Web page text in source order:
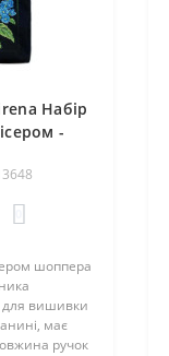
Набір
-
38х42
шоппера
вишивки
має
ручок